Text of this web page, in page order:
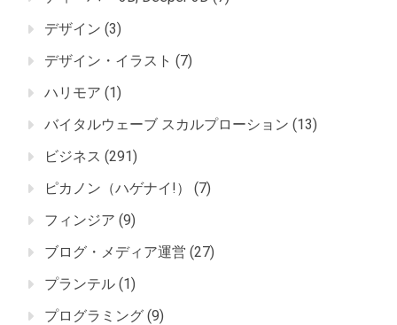
デザイン (3)
デザイン・イラスト (7)
ハリモア (1)
バイタルウェーブ スカルプローション (13)
ビジネス (291)
ピカノン（ハゲナイ!）
(7)
フィンジア (9)
ブログ・メディア運営 (27)
プランテル (1)
プログラミング (9)